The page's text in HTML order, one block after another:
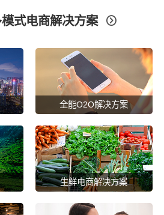
式电商解决方案 
全能O2O解决方案
生鲜电商解决方案